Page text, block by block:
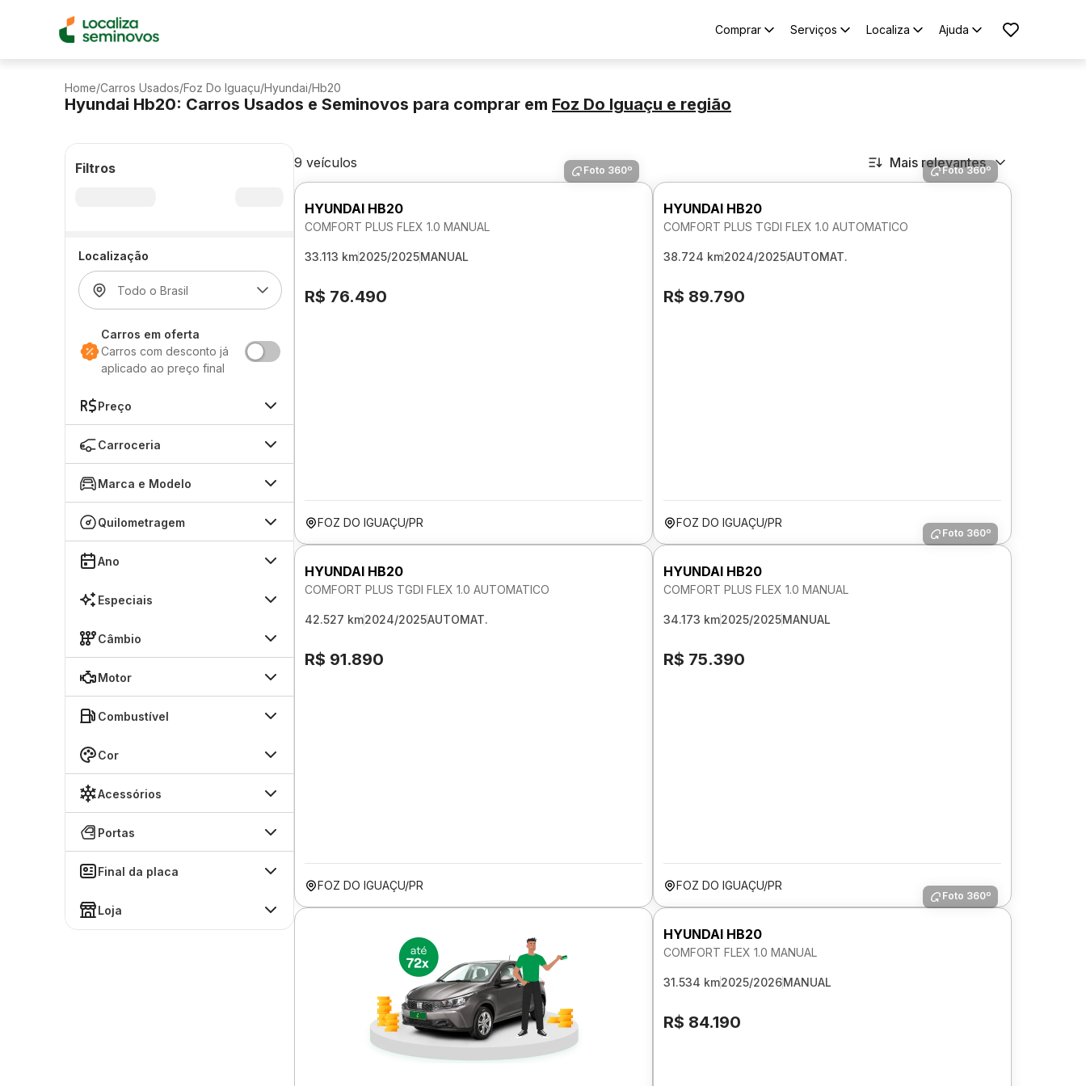
Comprar Serviços Localiza Ajuda
Home/Carros Usados/Foz Do Iguaçu/Hyundai/Hb20
Hyundai Hb20: Carros Usados e Seminovos para comprar em Foz Do Iguaçu e região
Filtros
Localização
Carros em oferta
Carros com desconto já
aplicado ao preço final
Preço
Carroceria
Marca e Modelo
Quilometragem
Ano
Especiais
Câmbio
Motor
Combustível
Cor
Acessórios
Portas
Final da placa
Loja
9 veículos Mais relevantes
Foto 360º
HYUNDAI HB20
COMFORT PLUS FLEX 1.0 MANUAL
33.113 km2025/2025MANUAL
R$ 76.490
FOZ DO IGUAÇU/PR
Foto 360º
HYUNDAI HB20
COMFORT PLUS TGDI FLEX 1.0 AUTOMATICO
38.724 km2024/2025AUTOMAT.
R$ 89.790
FOZ DO IGUAÇU/PR
HYUNDAI HB20
COMFORT PLUS TGDI FLEX 1.0 AUTOMATICO
42.527 km2024/2025AUTOMAT.
R$ 91.890
FOZ DO IGUAÇU/PR
Foto 360º
HYUNDAI HB20
COMFORT PLUS FLEX 1.0 MANUAL
34.173 km2025/2025MANUAL
R$ 75.390
FOZ DO IGUAÇU/PR
Foto 360º
HYUNDAI HB20
COMFORT FLEX 1.0 MANUAL
31.534 km2025/2026MANUAL
R$ 84.190